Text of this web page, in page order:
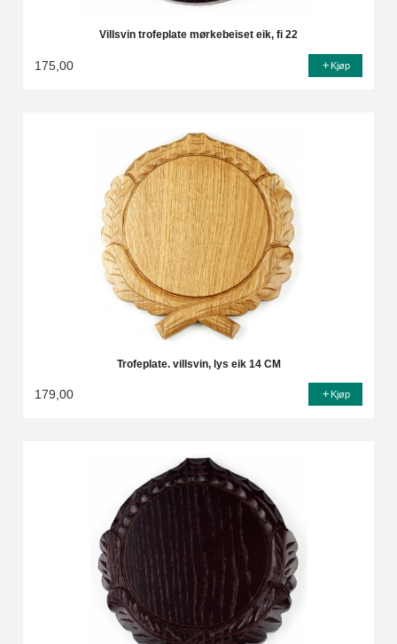
Villsvin trofeplate mørkebeiset eik, fi 22
175,00 Kjøp
Trofeplate. villsvin, lys eik 14 CM
179,00 Kjøp